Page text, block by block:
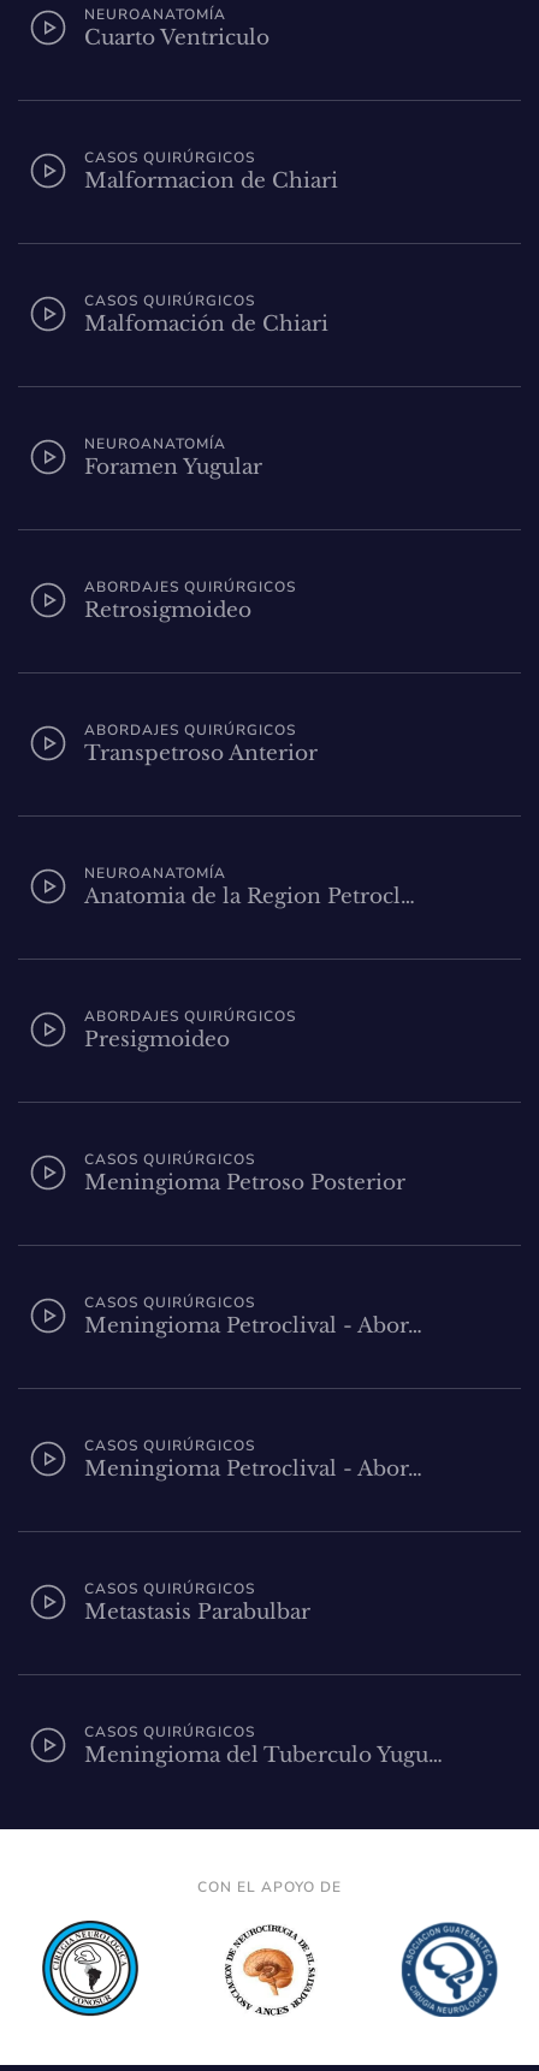
NEUROANATOMÍA
Cuarto Ventriculo
CASOS QUIRÚRGICOS
Malformacion de Chiari
CASOS QUIRÚRGICOS
Malfomación de Chiari
NEUROANATOMÍA
Foramen Yugular
ABORDAJES QUIRÚRGICOS
Retrosigmoideo
ABORDAJES QUIRÚRGICOS
Transpetroso Anterior
NEUROANATOMÍA
Anatomia de la Region Petrocl…
ABORDAJES QUIRÚRGICOS
Presigmoideo
CASOS QUIRÚRGICOS
Meningioma Petroso Posterior
CASOS QUIRÚRGICOS
Meningioma Petroclival - Abor…
CASOS QUIRÚRGICOS
Meningioma Petroclival - Abor…
CASOS QUIRÚRGICOS
Metastasis Parabulbar
CASOS QUIRÚRGICOS
Meningioma del Tuberculo Yugu…
CON EL APOYO DE